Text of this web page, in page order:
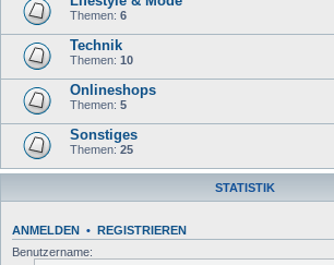
Themen: 6
Technik
Themen: 10
Onlineshops
Themen: 5
Sonstiges
Themen: 25
STATISTIK
ANMELDEN • REGISTRIEREN
Benutzername: